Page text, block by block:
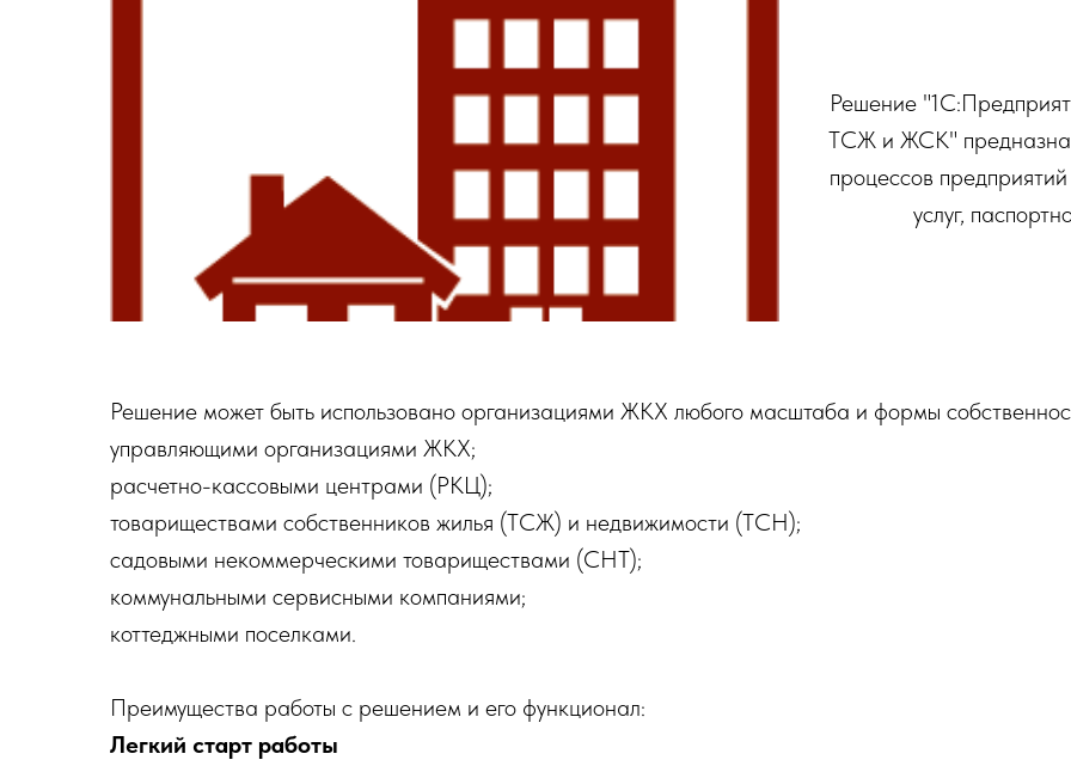
Решение
ТСЖ и ЖСК"
процессов
услуг,
Решение может быть использовано организациями ЖКХ любого масштаба и формы
управляющими организациями ЖКХ;
расчетно-кассовыми центрами (РКЦ);
товариществами собственников жилья (ТСЖ) и недвижимости (ТСН);
садовыми некоммерческими товариществами (СНТ);
коммунальными сервисными компаниями;
коттеджными поселками.
Преимущества работы с решением и его функционал:
Легкий старт работы